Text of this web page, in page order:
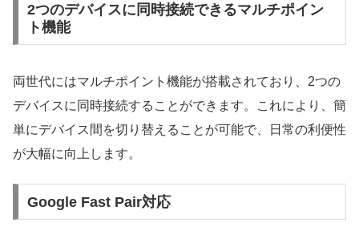
2つのデバイスに同時接続できるマルチポイン
ト機能
両世代にはマルチポイント機能が搭載されており、2つの
デバイスに同時接続することができます。これにより、簡
単にデバイス間を切り替えることが可能で、日常の利便性
が大幅に向上します。
Google Fast Pair対応